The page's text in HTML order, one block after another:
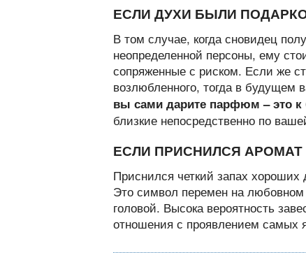
ЕСЛИ ДУХИ БЫЛИ
В том случае, когда сновидец
неопределенной персоны, ему
сопряженные с риском. Если же
возлюбленного, тогда в
вы сами дарите парфюм – это к
близкие непосредственно по
ЕСЛИ ПРИСНИЛСЯ АРОМАТ
Приснился четкий запах
Это символ перемен на любовном
головой. Высока вероятность
отношения с проявлением самых